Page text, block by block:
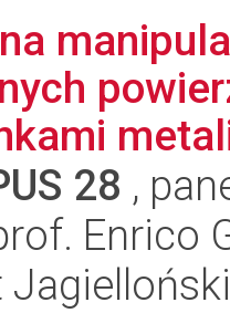
28 ,
Enrico
Jagielloński